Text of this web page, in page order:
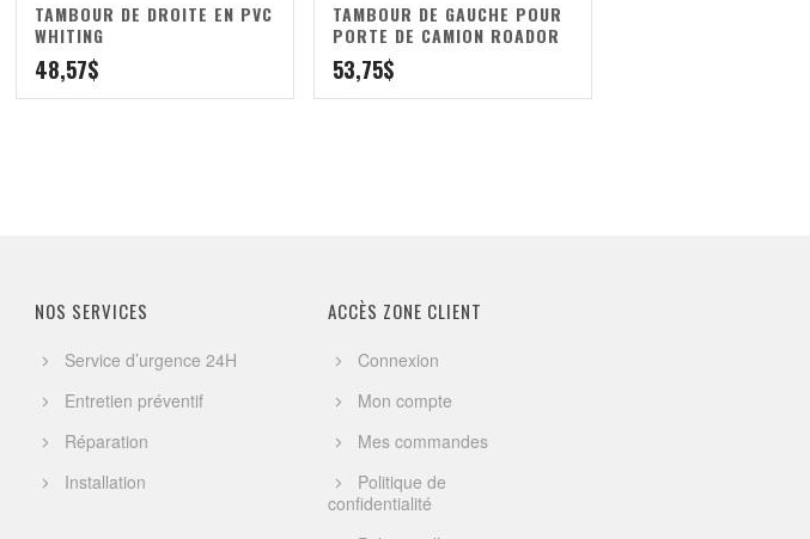
TAMBOUR DE DROITE EN PVC
WHITING
48,57$
TAMBOUR DE GAUCHE POUR
PORTE DE CAMION ROADOR
53,75$
NOS SERVICES
Service d’urgence 24H
Entretien préventif
Réparation
Installation
ACCÈS ZONE CLIENT
Connexion
Mon compte
Mes commandes
Politique de
confidentialité